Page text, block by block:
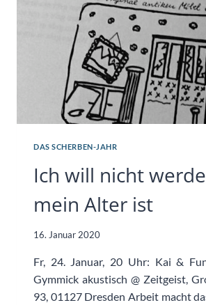
DAS SCHERBEN-JAHR
Ich will nicht
mein Alter ist
16. Januar 2020
Fr, 24. Januar, 20 Uhr: Kai &
Gymmick akustisch @ Zeitgeist,
93, 01127 Dresden Arbeit macht